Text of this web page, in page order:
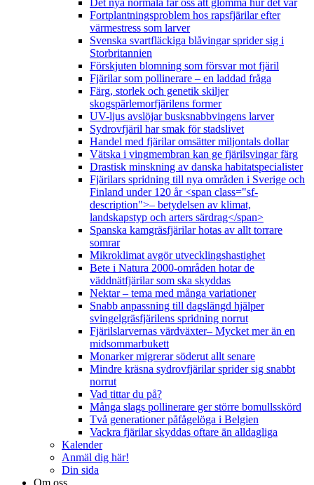
Fortplantningsproblem hos rapsfjärilar efter
värmestress som larver
Svenska svartfläckiga blåvingar sprider sig i
Storbritannien
Förskjuten blomning som försvar mot fjäril
Fjärilar som pollinerare – en laddad fråga
Färg, storlek och genetik skiljer
skogspärlemorfjärilens former
UV-ljus avslöjar busksnabbvingens larver
Sydrovfjäril har smak för stadslivet
Handel med fjärilar omsätter miljontals dollar
Vätska i vingmembran kan ge fjärilsvingar färg
Drastisk minskning av danska habitatspecialister
Fjärilars spridning till nya områden i Sverige och
Finland under 120 år <span class="sf-
description">– betydelsen av klimat,
landskapstyp och arters särdrag</span>
Spanska kamgräsfjärilar hotas av allt torrare
somrar
Mikroklimat avgör utvecklingshastighet
Bete i Natura 2000-områden hotar de
väddnätfjärilar som ska skyddas
Nektar – tema med många variationer
Snabb anpassning till dagslängd hjälper
svingelgräsfjärilens spridning norrut
Fjärilslarvernas värdväxter– Mycket mer än en
midsommarbukett
Monarker migrerar söderut allt senare
Mindre kräsna sydrovfjärilar sprider sig snabbt
norrut
Vad tittar du på?
Många slags pollinerare ger större bomullsskörd
Två generationer påfågelöga i Belgien
Vackra fjärilar skyddas oftare än alldagliga
Kalender
Anmäl dig här!
Din sida
Om oss